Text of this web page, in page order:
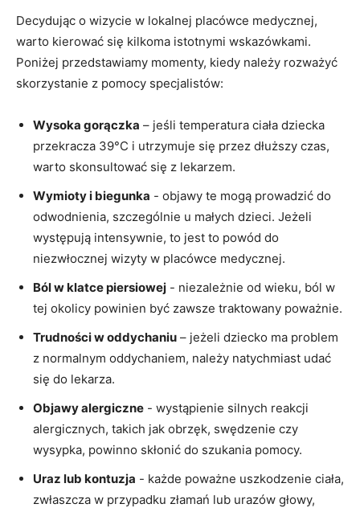
Decydując​ o wizycie w ⁤lokalnej placówce medycznej,
warto kierować się kilkoma istotnymi wskazówkami.
Poniżej przedstawiamy momenty, ⁣kiedy należy rozważyć
skorzystanie z pomocy‌ specjalistów:
Wysoka gorączka – jeśli temperatura⁣ ciała⁤ dziecka
przekracza 39°C i utrzymuje ​się przez dłuższy czas,
warto skonsultować się z lekarzem.
Wymioty i biegunka ​- objawy te mogą prowadzić ⁢do
odwodnienia,⁤ szczególnie u małych dzieci. Jeżeli
występują intensywnie, to ⁤jest⁣ to powód do
niezwłocznej wizyty ‌w placówce medycznej.
Ból w klatce piersiowej ⁤- niezależnie od ⁣wieku, ból w
tej​ okolicy powinien być zawsze traktowany ⁣poważnie.
Trudności w oddychaniu – jeżeli dziecko ma‍ problem
z normalnym oddychaniem, należy⁤ natychmiast udać‌
się do lekarza.
Objawy‍ alergiczne ⁣- wystąpienie silnych reakcji⁤
alergicznych, takich jak⁣ obrzęk, swędzenie czy
wysypka, powinno skłonić ⁣do szukania pomocy.
Uraz lub kontuzja -⁢ każde poważne uszkodzenie ciała,
‍zwłaszcza w przypadku złamań ⁣lub urazów głowy,